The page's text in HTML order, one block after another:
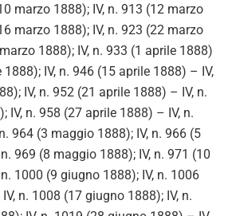
marzo 1888); IV, n. 913 (12 marzo
marzo 1888); IV, n. 923 (22 marzo
1888); IV, n. 933 (1 aprile 1888)
1888); IV, n. 946 (15 aprile 1888) – IV,
IV, n. 952 (21 aprile 1888) – IV, n.
IV, n. 958 (27 aprile 1888) – IV, n.
964 (3 maggio 1888); IV, n. 966 (5
969 (8 maggio 1888); IV, n. 971 (10
1000 (9 giugno 1888); IV, n. 1006
n. 1008 (17 giugno 1888); IV, n.